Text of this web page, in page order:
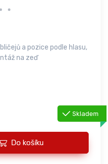
a pozice podle hlasu,
na zeď
Skladem
Do košíku